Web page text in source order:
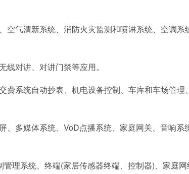
气清新系统、消防火灾监测和喷淋系统、空调系
对讲、对讲门禁等应用。
系统自动抄表、机电设备控制、车库和车场管理
多媒体系统、VoD点播系统、家庭网关、音响系统
系统、终端(家居传感器终端、控制器)、家庭网